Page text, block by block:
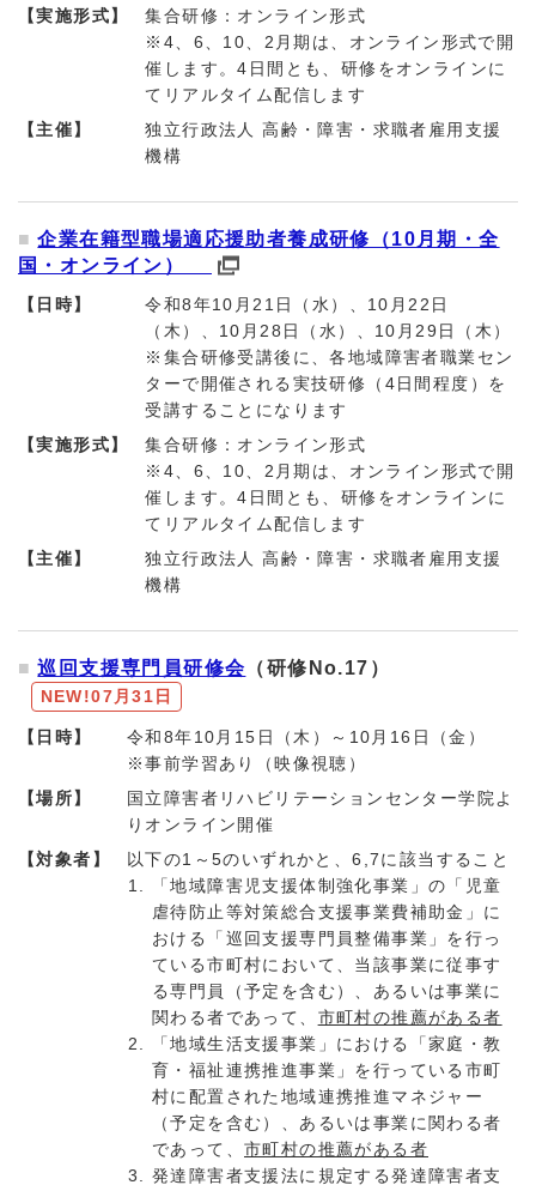
【実施形式】
集合研修：オンライン形式
※4、6、10、2月期は、オンライン形式で開
催します。4日間とも、研修をオンラインに
てリアルタイム配信します
【主催】
独立行政法人 高齢・障害・求職者雇用支援
機構
企業在籍型職場適応援助者養成研修（10月期・全
国・オンライン）
【日時】
令和8年10月21日（水）、10月22日
（木）、10月28日（水）、10月29日（木）
※集合研修受講後に、各地域障害者職業セン
ターで開催される実技研修（4日間程度）を
受講することになります
【実施形式】
集合研修：オンライン形式
※4、6、10、2月期は、オンライン形式で開
催します。4日間とも、研修をオンラインに
てリアルタイム配信します
【主催】
独立行政法人 高齢・障害・求職者雇用支援
機構
巡回支援専門員研修会 （研修No.17）
NEW!07月31日
【日時】
令和8年10月15日（木）～10月16日（金）
※事前学習あり（映像視聴）
【場所】
国立障害者リハビリテーションセンター学院よ
りオンライン開催
【対象者】
以下の1～5のいずれかと、6,7に該当すること
「地域障害児支援体制強化事業」の「児童
虐待防止等対策総合支援事業費補助金」に
おける「巡回支援専門員整備事業」を行っ
ている市町村において、当該事業に従事す
る専門員（予定を含む）、あるいは事業に
関わる者であって、 市町村の推薦がある者
「地域生活支援事業」における「家庭・教
育・福祉連携推進事業」を行っている市町
村に配置された地域連携推進マネジャー
（予定を含む）、あるいは事業に関わる者
であって、 市町村の推薦がある者
発達障害者支援法に規定する発達障害者支